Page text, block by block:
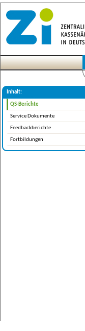
Inhalt:
QS-Berichte
Service Dokumente
Feedbackberichte
Fortbildungen